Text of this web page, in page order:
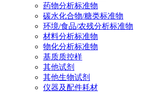
药物分析标准物
碳水化合物/糖类标准物
环境/食品/农残分析标准物
材料分析标准物
物化分析标准物
基质质控样
其他试剂
其他生物试剂
仪器及配件耗材